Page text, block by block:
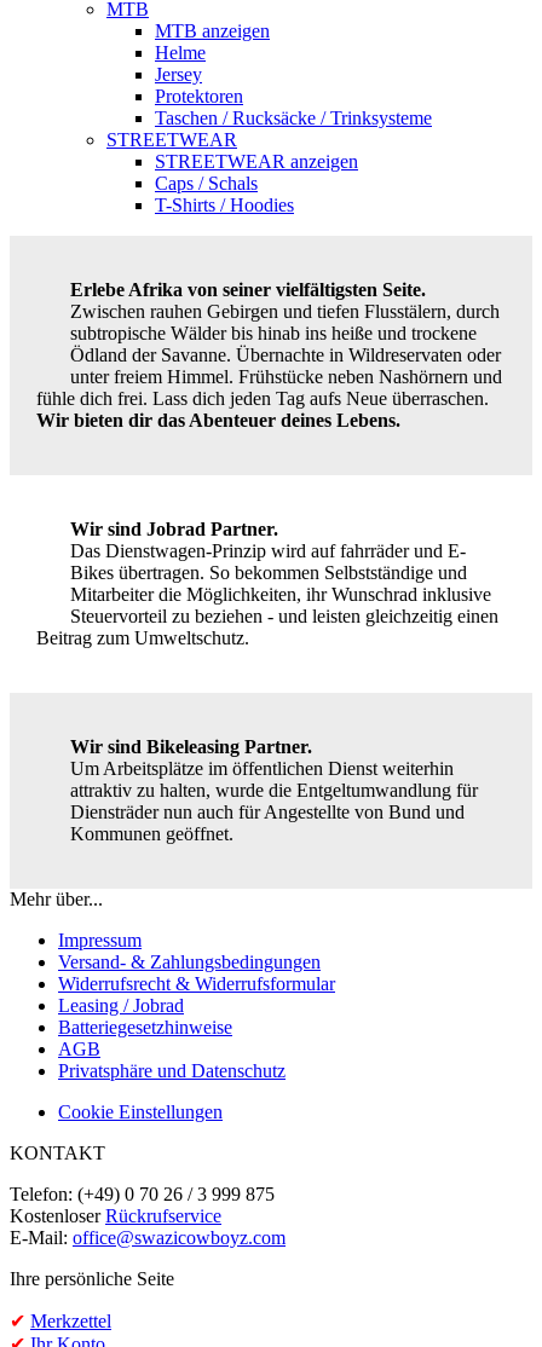
MTB
MTB anzeigen
Helme
Jersey
Protektoren
Taschen / Rucksäcke / Trinksysteme
STREETWEAR
STREETWEAR anzeigen
Caps / Schals
T-Shirts / Hoodies
Erlebe Afrika von seiner vielfältigsten Seite.
Zwischen rauhen Gebirgen und tiefen Flusstälern, durch
subtropische Wälder bis hinab ins heiße und trockene
Ödland der Savanne. Übernachte in Wildreservaten oder
unter freiem Himmel. Frühstücke neben Nashörnern und
fühle dich frei. Lass dich jeden Tag aufs Neue überraschen.
Wir bieten dir das Abenteuer deines Lebens.
Wir sind Jobrad Partner.
Das Dienstwagen-Prinzip wird auf fahrräder und E-
Bikes übertragen. So bekommen Selbstständige und
Mitarbeiter die Möglichkeiten, ihr Wunschrad inklusive
Steuervorteil zu beziehen - und leisten gleichzeitig einen
Beitrag zum Umweltschutz.
Wir sind Bikeleasing Partner.
Um Arbeitsplätze im öffentlichen Dienst weiterhin
attraktiv zu halten, wurde die Entgeltumwandlung für
Diensträder nun auch für Angestellte von Bund und
Kommunen geöffnet.
Mehr über...
Impressum
Versand- & Zahlungsbedingungen
Widerrufsrecht & Widerrufsformular
Leasing / Jobrad
Batteriegesetzhinweise
AGB
Privatsphäre und Datenschutz
Cookie Einstellungen
KONTAKT
Telefon: (+49) 0 70 26 / 3 999 875
KostenloserRückrufservice
E-Mail: office@swazicowboyz.com
Ihre persönliche Seite
✔ Merkzettel